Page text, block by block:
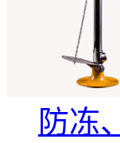
防冻